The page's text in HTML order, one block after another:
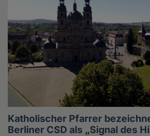
Katholischer Pfarrer
Berliner CSD als „Signal des